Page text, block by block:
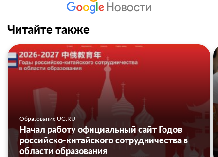
Читайте также
Образование UG.RU
Начал работу официальный сайт Годов
российско-китайского сотрудничества в
области образования